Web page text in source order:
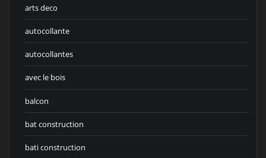
arts deco
autocollante
autocollantes
avec le bois
balcon
bat construction
bati construction